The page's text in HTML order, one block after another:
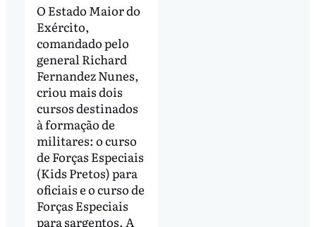
O Estado Maior do
Exército,
comandado pelo
general Richard
Fernandez Nunes,
criou mais dois
cursos destinados
à formação de
militares: o curso
de Forças Especiais
(Kids Pretos) para
oficiais e o curso de
Forças Especiais
para sargentos. A